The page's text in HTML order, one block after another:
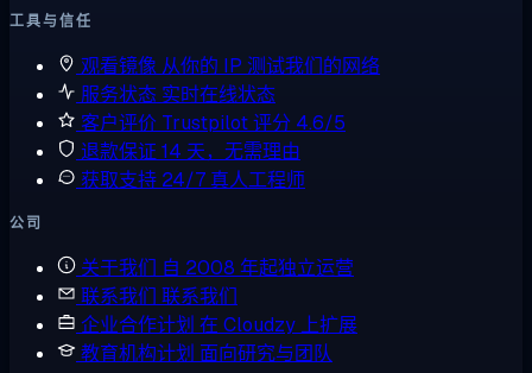
工具与信任
观看镜像 从你的 IP 测试我们的网络
服务状态 实时在线状态
客户评价 Trustpilot 评分 4.6/5
退款保证 14 天，无需理由
获取支持 24/7 真人工程师
公司
关于我们 自 2008 年起独立运营
联系我们 联系我们
企业合作计划 在 Cloudzy 上扩展
教育机构计划 面向研究与团队